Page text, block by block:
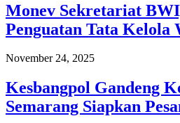
Monev Sekretariat
Penguatan Tata Kelola
November 24, 2025
Kesbangpol Gandeng
Semarang Siapkan